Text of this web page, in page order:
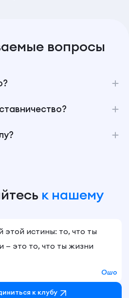
вопросы
к нашему
этой истины: то, что ты
— это то, что ты жизни
Ошо
к клубу